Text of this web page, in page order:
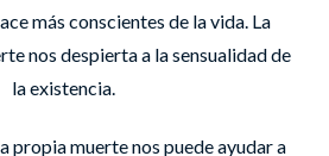
más conscientes de la vida. La
nos despierta a la sensualidad de
la existencia.
propia muerte nos puede ayudar a